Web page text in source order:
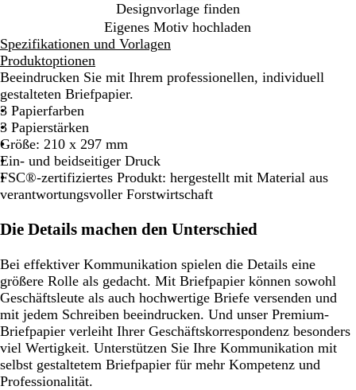
Designvorlage finden
Eigenes Motiv hochladen
Spezifikationen und Vorlagen
Produktoptionen
Beeindrucken Sie mit Ihrem professionellen, individuell
gestalteten Briefpapier.
3 Papierfarben
3 Papierstärken
Größe: 210 x 297 mm
Ein- und beidseitiger Druck
FSC®-zertifiziertes Produkt: hergestellt mit Material aus
verantwortungsvoller Forstwirtschaft
Die Details machen den Unterschied
Bei effektiver Kommunikation spielen die Details eine
größere Rolle als gedacht. Mit Briefpapier können sowohl
Geschäftsleute als auch hochwertige Briefe versenden und
mit jedem Schreiben beeindrucken. Und unser Premium-
Briefpapier verleiht Ihrer Geschäftskorrespondenz besonders
viel Wertigkeit. Unterstützen Sie Ihre Kommunikation mit
selbst gestaltetem Briefpapier für mehr Kompetenz und
Professionalität.